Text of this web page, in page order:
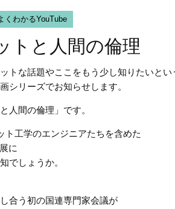
くわかるYouTube
トと人間の倫理
トな話題やここをもう少し知りたいとい
シリーズでお知らせします。
人間の倫理」です。
ト工学のエンジニアたちを含めた
に
でしょうか。
合う初の国連専門家会議が